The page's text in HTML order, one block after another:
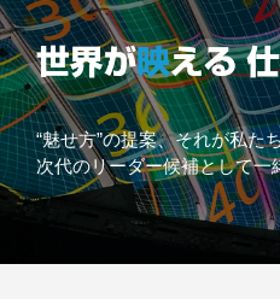
“魅せ方”の提案、それが私た
次代のリーダー候補として一